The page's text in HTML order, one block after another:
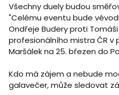
Všechny duely budou
"Celému eventu bude
Ondřeje Budery proti
profesionálního mistra ČR v
Maršálek na 25. březen do
Kdo má zájem a nebude
galavečer, může sledovat